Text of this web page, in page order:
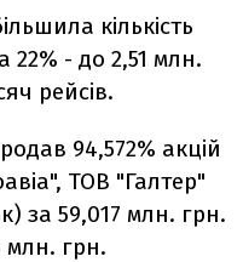
кількість
22% - до 2,51 млн.
рейсів.
94,572% акцій
ТОВ "Галтер"
за 59,017 млн. грн.
млн. грн.